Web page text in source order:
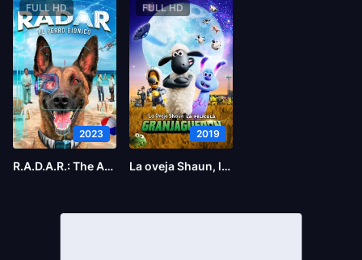
FULL HD
2023
R.A.D.A.R.: The Adventures of the Bionic Dog
FULL HD
2019
La oveja Shaun, la película Granjaguedón